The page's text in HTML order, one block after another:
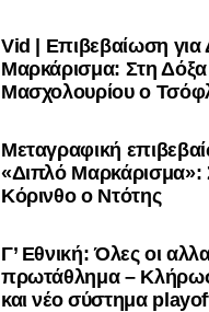
Vid | Επιβεβαίωση για
Μαρκάρισμα: Στη Δόξα
Μασχολουρίου ο
Μεταγραφική
«Διπλό Μαρκάρισμα»:
Κόρινθο ο Ντότης
Γ’ Εθνική: Όλες οι
πρωτάθλημα –
και νέο σύστημα